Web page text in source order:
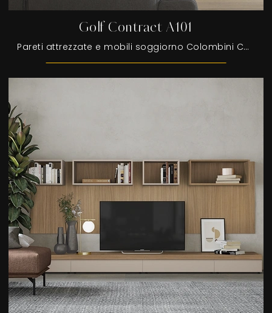
Golf Contract A101
Pareti attrezzate e mobili soggiorno Colombini Casa: clicca e scopri il modello Golf Contract A101 e potrai valorizzare stanze moderne di ogni genere.